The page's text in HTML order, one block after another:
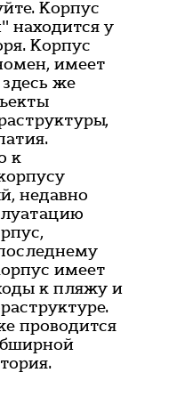
Корпус
находится у
Корпус
имеет
же
к
недавно
имеет
к пляжу и
проводится